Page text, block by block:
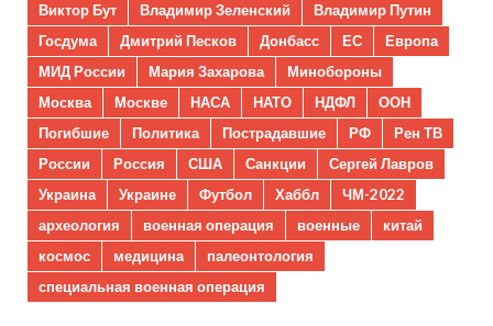
Виктор Бут
Владимир Зеленский
Владимир Путин
Госдума
Дмитрий Песков Донбасс ЕС
Европа
МИД России
Мария Захарова
Минобороны
Москва
Москве НАСА НАТО НДФЛ
ООН
Погибшие
Политика Пострадавшие РФ
Рен ТВ
России
Россия США Санкции
Сергей Лавров
Украина
Украине Футбол Хаббл
ЧМ-2022
археология
военная операция военные
китай
космос
медицина
палеонтология
специальная военная операция